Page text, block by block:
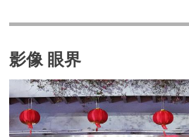
影像 眼界